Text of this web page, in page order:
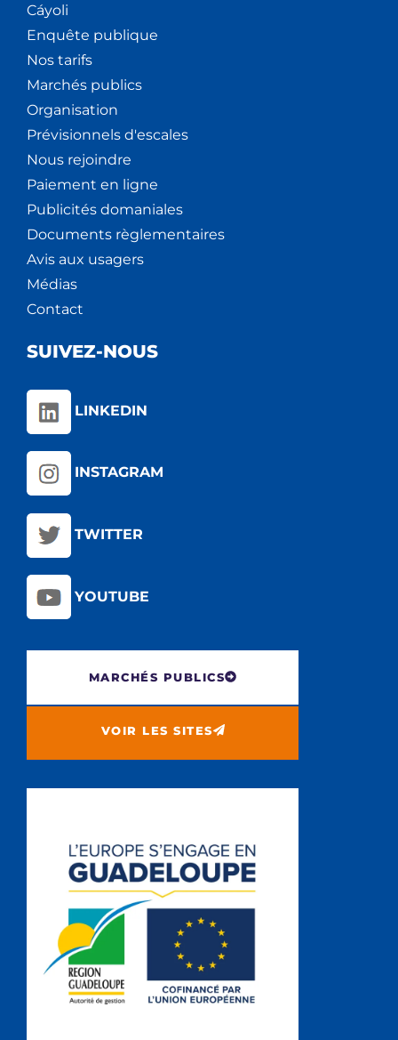
Cáyoli
Enquête publique
Nos tarifs
Marchés publics
Organisation
Prévisionnels d'escales
Nous rejoindre
Paiement en ligne
Publicités domaniales
Documents règlementaires
Avis aux usagers
Médias
Contact
SUIVEZ-NOUS
LINKEDIN
INSTAGRAM
TWITTER
YOUTUBE
MARCHÉS PUBLICS
VOIR LES SITES